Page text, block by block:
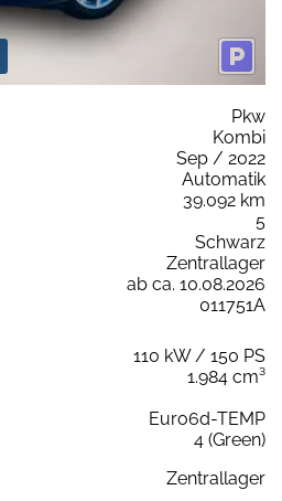
Pkw
Kombi
Sep / 2022
Automatik
39.092 km
5
Schwarz
Zentrallager
ab ca. 10.08.2026
011751A
110 kW / 150 PS
1.984 cm³
Euro6d-TEMP
4 (Green)
Zentrallager